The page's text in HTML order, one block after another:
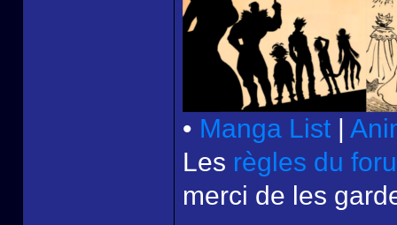
• Manga List |
Les règles du
merci de les